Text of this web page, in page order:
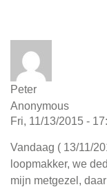
Peter
Anonymous
Fri, 11/13/2015 -
Vandaag ( 13/11/
loopmakker, we
mijn metgezel,